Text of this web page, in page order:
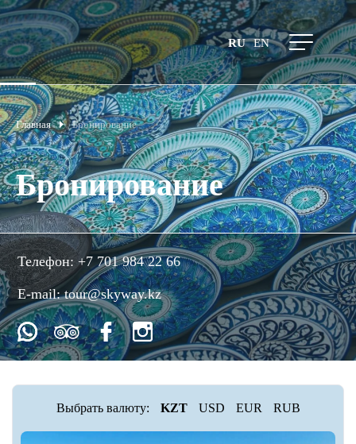
RU EN
Главная Бронирование
Бронирование
Телефон:+7 701 984 22 66
E-mail:tour@skyway.kz
Выбрать валюту: KZT USD EUR RUB